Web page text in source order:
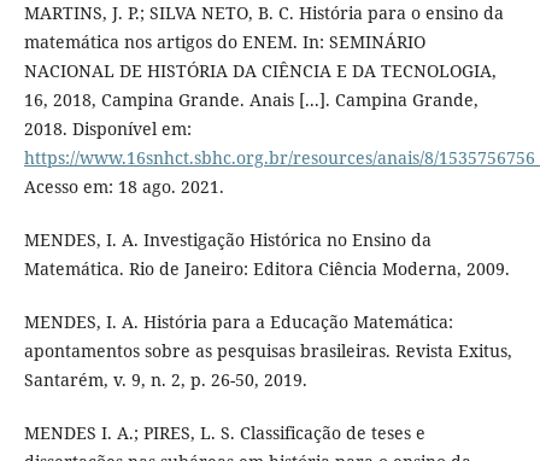
MARTINS, J. P.; SILVA NETO, B. C. História para o ensino da
matemática nos artigos do ENEM. In: SEMINÁRIO
NACIONAL DE HISTÓRIA DA CIÊNCIA E DA TECNOLOGIA,
16, 2018, Campina Grande. Anais [...]. Campina Grande,
2018. Disponível em:
https://www.16snhct.sbhc.org.br/resources/anais/8/
Acesso em: 18 ago. 2021.
MENDES, I. A. Investigação Histórica no Ensino da
Matemática. Rio de Janeiro: Editora Ciência Moderna, 2009.
MENDES, I. A. História para a Educação Matemática:
apontamentos sobre as pesquisas brasileiras. Revista Exitus,
Santarém, v. 9, n. 2, p. 26-50, 2019.
MENDES I. A.; PIRES, L. S. Classificação de teses e